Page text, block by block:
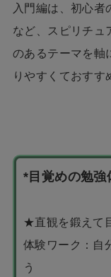
入門編は、初心者
など、スピリチュ
のあるテーマを軸
りやすくておすす
*目覚めの勉強
★直観を鍛えて
体験ワーク：自
う